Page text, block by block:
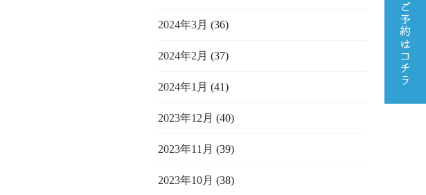
2024年3月 (36)
2024年2月 (37)
2024年1月 (41)
2023年12月 (40)
2023年11月 (39)
2023年10月 (38)